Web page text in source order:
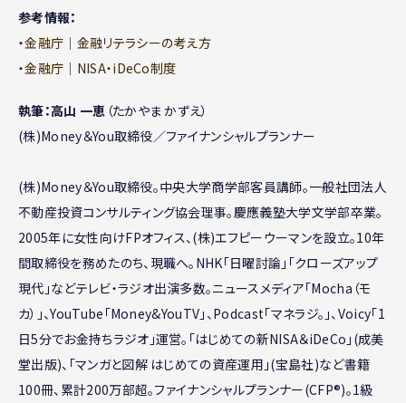
参考情報：
・金融庁｜金融リテラシーの考え方
・金融庁｜NISA・iDeCo制度
執筆：高山 一恵 （たかやま かずえ）
(株)Money＆You取締役／ファイナンシャルプランナー
(株)Money＆You取締役。中央大学商学部客員講師。一般社団法人
不動産投資コンサルティング協会理事。慶應義塾大学文学部卒業。
2005年に女性向けFPオフィス、(株)エフピーウーマンを設立。10年
間取締役を務めたのち、現職へ。NHK「日曜討論」「クローズアップ
現代」などテレビ・ラジオ出演多数。ニュースメディア「Mocha（モ
カ）」、YouTube「Money&YouTV」、Podcast「マネラジ。」、Voicy「1
日5分でお金持ちラジオ」運営。「はじめての新NISA＆iDeCo」(成美
堂出版)、「マンガと図解 はじめての資産運用」(宝島社)など書籍
100冊、累計200万部超。ファイナンシャルプランナー(CFP®)。1級